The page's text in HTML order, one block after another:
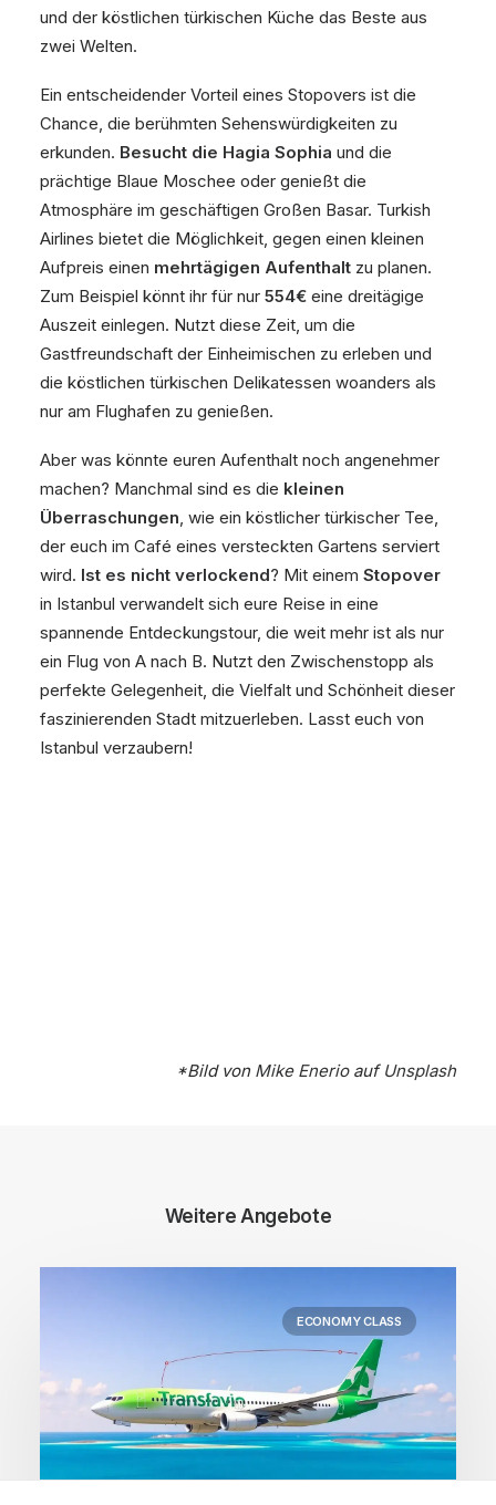
und der köstlichen türkischen Küche das Beste aus
zwei Welten.
Ein entscheidender Vorteil eines Stopovers ist die
Chance, die berühmten Sehenswürdigkeiten zu
erkunden. Besucht die Hagia Sophia und die
prächtige Blaue Moschee oder genießt die
Atmosphäre im geschäftigen Großen Basar. Turkish
Airlines bietet die Möglichkeit, gegen einen kleinen
Aufpreis einen mehrtägigen Aufenthalt zu planen.
Zum Beispiel könnt ihr für nur 554€ eine dreitägige
Auszeit einlegen. Nutzt diese Zeit, um die
Gastfreundschaft der Einheimischen zu erleben und
die köstlichen türkischen Delikatessen woanders als
nur am Flughafen zu genießen.
Aber was könnte euren Aufenthalt noch angenehmer
machen? Manchmal sind es die kleinen
Überraschungen, wie ein köstlicher türkischer Tee,
der euch im Café eines versteckten Gartens serviert
wird. Ist es nicht verlockend? Mit einem Stopover
in Istanbul verwandelt sich eure Reise in eine
spannende Entdeckungstour, die weit mehr ist als nur
ein Flug von A nach B. Nutzt den Zwischenstopp als
perfekte Gelegenheit, die Vielfalt und Schönheit dieser
faszinierenden Stadt mitzuerleben. Lasst euch von
Istanbul verzaubern!
*Bild von Mike Enerioauf Unsplash
Weitere Angebote
ECONOMY CLASS